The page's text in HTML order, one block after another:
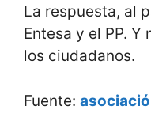
La respuesta, al
Entesa y el PP. Y
los ciudadanos.
Fuente: